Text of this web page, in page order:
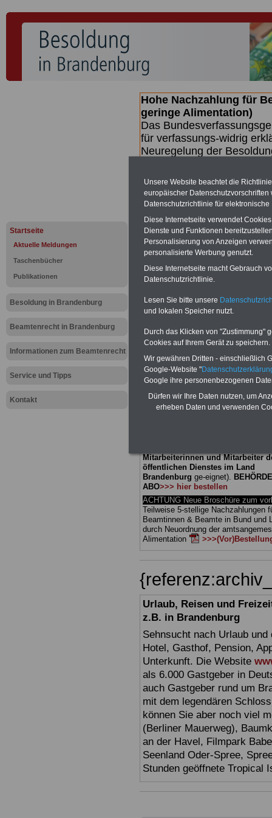
Startseite
Aktuelle Meldungen
Taschenbücher
Publikationen
Besoldung in Brandenburg
Beamtenrecht in Brandenburg
Informationen zum Beamtenrecht
Service und Tipps
Kontakt
Hohe Nachzahlung für
geringe Alimentation)
Das
für verfassungs-widrig
Neuregelung der
Nachzahlungen
Beamtezwischen mind.
SERVICE gibt hierzu
dem Beschluss des
wird (wahrscheinlich im
Broschüre.
Meldung
Cams
25,00 Euro: Wissenswertes für
und Beamte, Beamten-
Mitarbeiterinnen und Mitarbeiter
öffentlichen Dienstes im Land
Brandenburg ge-eignet).
ABO>>> hier bestellen
ACHTUNG Neue Broschüre zum
Teilweise 5-stellige Nachzahlungen
Beamtinnen & Beamte in Bund und
durch Neuordnung der
Alimentation
Urlaub, Reisen und
z.B. in Brandenburg
Sehnsucht nach Urlaub
Hotel, Gasthof, Pension,
Unterkunft. Die Website
als 6.000 Gastgeber in
auch Gastgeber rund um
mit dem legendären
können Sie aber noch viel
(Berliner Mauerweg),
an der Havel, Filmpark
Seenland Oder-Spree,
Stunden geöffnete Tropical
Unsere Website beachtet die
europäischer
Datenschutzrichtlinie für
Diese Internetseite verwendet
Dienste und Funktionen
Personalisierung von Anzeigen
personalisierte Werbung genutzt.
Diese Internetseite macht Gebrauch
Datenschutzrichtlinie.
Lesen Sie bitte unsere
und lokalen Speicher nutzt.
Durch das Klicken von "Zustimmung"
Cookies auf Ihrem Gerät zu speichern.
Wir gewähren Dritten - einschließlich
Google-Website "
Google ihre personenbezogenen
Dürfen wir Ihre Daten nutzen, um
erheben Daten und verwenden